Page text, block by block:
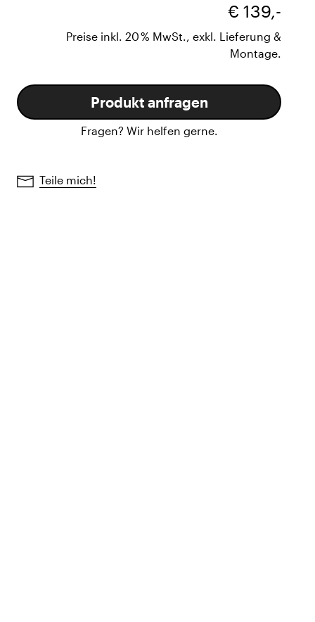
€ 139,-
Preise inkl. 20 % MwSt., exkl. Lieferung &
Montage.
Produkt anfragen
Fragen? Wir helfen gerne.
Teile mich!